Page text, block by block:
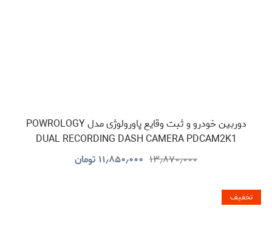
دوربین خودرو و ثبت وقایع پاورولوژی مدل POWROLOGY
DUAL RECORDING DASH CAMERA PDCAM2K1
۱۳٫۸۷۰٫۰۰۰ ۱۱٫۸۵۰٫۰۰۰ تومان
تخفیف